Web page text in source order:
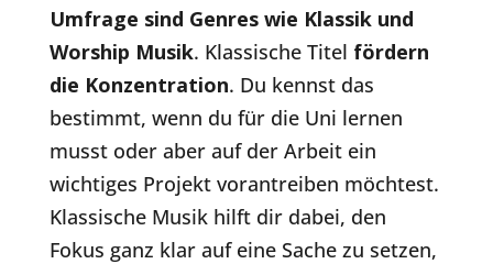
Umfrage sind Genres wie Klassik und
Worship Musik. Klassische Titel fördern
die Konzentration. Du kennst das
bestimmt, wenn du für die Uni lernen
musst oder aber auf der Arbeit ein
wichtiges Projekt vorantreiben möchtest.
Klassische Musik hilft dir dabei, den
Fokus ganz klar auf eine Sache zu setzen,